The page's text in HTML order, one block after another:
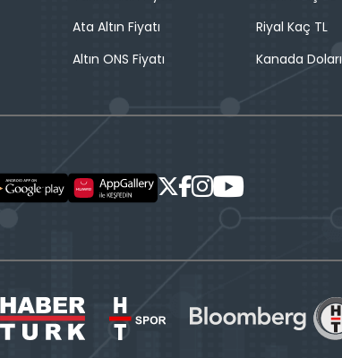
Ata Altın Fiyatı
Altın ONS Fiyatı
Riyal Kaç TL
Kanada Doları